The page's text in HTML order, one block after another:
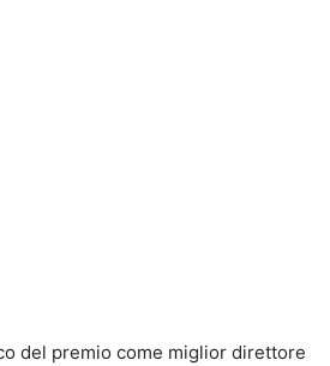
del premio come miglior direttore